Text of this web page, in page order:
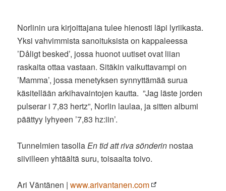
Norlinin ura kirjoittajana tulee hienosti läpi lyriikasta.
Yksi vahvimmista sanoituksista on kappaleessa
’Dåligt besked’, jossa huonot uutiset ovat liian
raskaita ottaa vastaan. Sitäkin vaikuttavampi on
’Mamma’, jossa menetyksen synnyttämää surua
käsitellään arkihavaintojen kautta. ”Jag läste jorden
pulserar i 7,83 hertz”, Norlin laulaa, ja sitten albumi
päättyy lyhyeen ’7,83 hz:iin’.
Tunnelmien tasolla En tid att riva sönderin nostaa
siivilleen yhtäältä suru, toisaalta toivo.
Ari Väntänen |www.arivantanen.com